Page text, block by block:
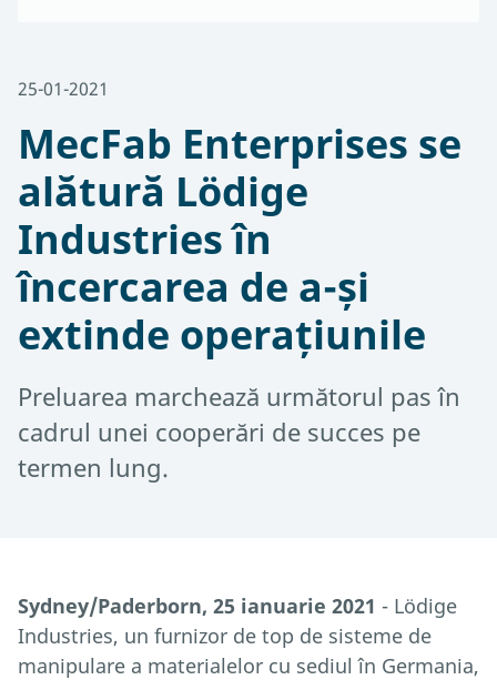
25-01-2021
MecFab Enterprises se
alătură Lödige
Industries în
încercarea de a-și
extinde operațiunile
Preluarea marchează următorul pas în
cadrul unei cooperări de succes pe
termen lung.
Sydney/Paderborn, 25 ianuarie 2021 - Lödige
Industries, un furnizor de top de sisteme de
manipulare a materialelor cu sediul în Germania,